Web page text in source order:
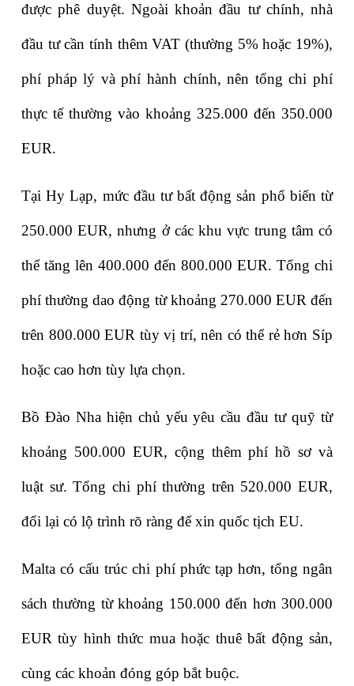
được phê duyệt. Ngoài khoản đầu tư chính, nhà
đầu tư cần tính thêm VAT (thường 5% hoặc 19%),
phí pháp lý và phí hành chính, nên tổng chi phí
thực tế thường vào khoảng 325.000 đến 350.000
EUR.
Tại Hy Lạp, mức đầu tư bất động sản phổ biến từ
250.000 EUR, nhưng ở các khu vực trung tâm có
thể tăng lên 400.000 đến 800.000 EUR. Tổng chi
phí thường dao động từ khoảng 270.000 EUR đến
trên 800.000 EUR tùy vị trí, nên có thể rẻ hơn Síp
hoặc cao hơn tùy lựa chọn.
Bồ Đào Nha hiện chủ yếu yêu cầu đầu tư quỹ từ
khoảng 500.000 EUR, cộng thêm phí hồ sơ và
luật sư. Tổng chi phí thường trên 520.000 EUR,
đổi lại có lộ trình rõ ràng để xin quốc tịch EU.
Malta có cấu trúc chi phí phức tạp hơn, tổng ngân
sách thường từ khoảng 150.000 đến hơn 300.000
EUR tùy hình thức mua hoặc thuê bất động sản,
cùng các khoản đóng góp bắt buộc.